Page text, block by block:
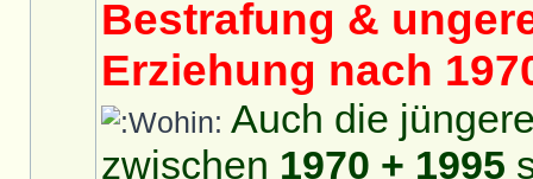
Bestrafung &
Erziehung nach
Auch die
zwischen 1970 + 1995